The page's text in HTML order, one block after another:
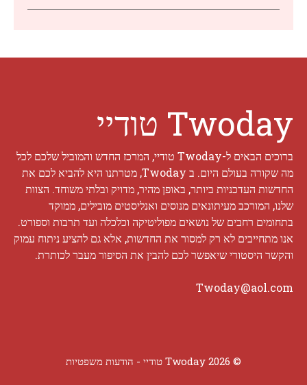
Twoday טודיי
ברוכים הבאים ל-Twoday טודיי, המרכז החדש והמוביל שלכם לכל
מה שקורה בעולם היום. ב Twoday, מטרתנו היא להביא לכם את
החדשות העדכניות ביותר, באופן מהיר, מדויק ובלתי משוחד. הצוות
שלנו, המורכב מעיתונאים מנוסים ואנליסטים מובילים, ממוקד
בתחומים רחבים של נושאים מפוליטיקה וכלכלה ועד תרבות וספורט.
אנו מתחייבים לא רק למסור את החדשות, אלא גם להציע ניתוח עמוק
והקשר היסטורי שיאפשר לכם להבין את הסיפור מעבר לכותרת.
Twoday@aol.com
© 2026 Twoday טודיי - הודעות משפטיות